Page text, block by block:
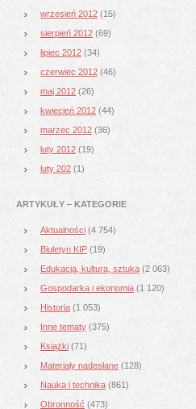
wrzesień 2012 (15)
sierpień 2012 (69)
lipiec 2012 (34)
czerwiec 2012 (46)
maj 2012 (26)
kwiecień 2012 (44)
marzec 2012 (36)
luty 2012 (19)
luty 202 (1)
ARTYKUŁY – KATEGORIE
Aktualności (4 754)
Biuletyn KIP (19)
Edukacja, kultura, sztuka (2 063)
Gospodarka i ekonomia (1 120)
Historia (1 053)
Inne tematy (375)
Książki (71)
Materiały nadesłane (128)
Nauka i technika (861)
Obronność (473)